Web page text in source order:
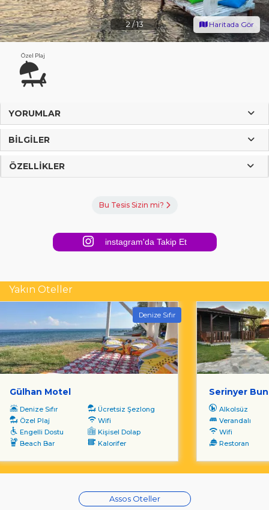
2/13 Haritada Gör
Özel Plaj
YORUMLAR
BILGILER
ÖZELLIKLER
Bu Tesis Sizin mi?
instagram'da Takip Et
Yakın Oteller
Denize Sıfır
Gülhan Motel
Denize Sıfır
Ücretsiz Şezlong
Özel Plaj
Wifi
Engelli Dostu
Kişisel Dolap
Beach Bar
Kalorifer
Serinyer
Alkolsüz
Verandalı
Wifi
Restoran
Assos Oteller